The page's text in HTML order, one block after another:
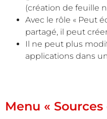
(création de feuille
Avec le rôle « Peut
partagé, il peut
Il ne peut plus
applications dans
Menu «